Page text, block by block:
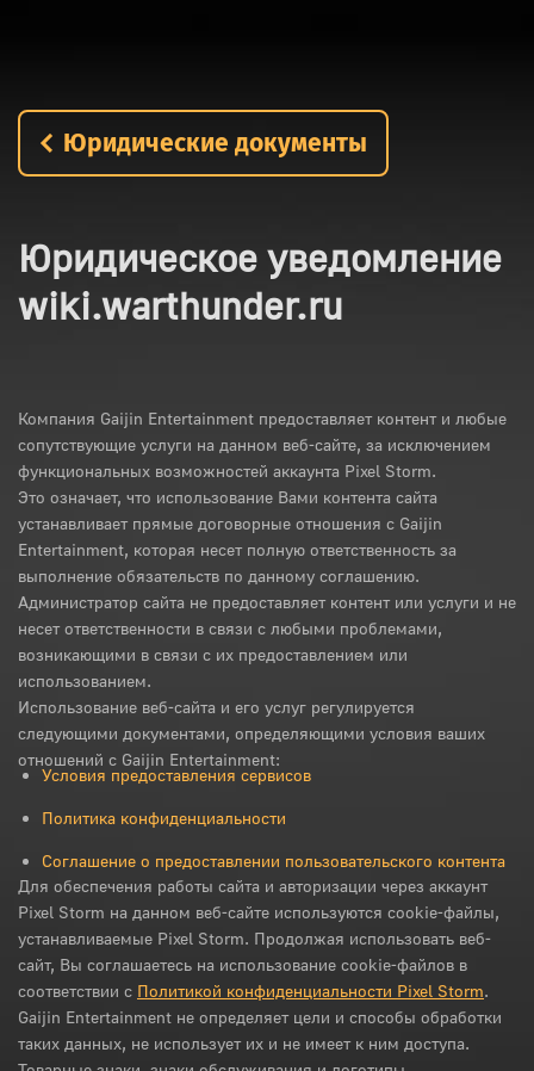
Юридические документы
Юридическое уведомление
wiki.warthunder.ru
Компания Gaijin Entertainment предоставляет контент и любые
сопутствующие услуги на данном веб-сайте, за исключением
функциональных возможностей аккаунта Pixel Storm.
Это означает, что использование Вами контента сайта
устанавливает прямые договорные отношения с Gaijin
Entertainment, которая несет полную ответственность за
выполнение обязательств по данному соглашению.
Администратор сайта не предоставляет контент или услуги и не
несет ответственности в связи с любыми проблемами,
возникающими в связи с их предоставлением или
использованием.
Использование веб-сайта и его услуг регулируется
следующими документами, определяющими условия ваших
отношений с Gaijin Entertainment:
Условия предоставления сервисов
Политика конфиденциальности
Соглашение о предоставлении пользовательского контента
Для обеспечения работы сайта и авторизации через аккаунт
Pixel Storm на данном веб-сайте используются cookie-файлы,
устанавливаемые Pixel Storm. Продолжая использовать веб-
сайт, Вы соглашаетесь на использование cookie-файлов в
соответствии с Политикой конфиденциальности Pixel Storm.
Gaijin Entertainment не определяет цели и способы обработки
таких данных, не использует их и не имеет к ним доступа.